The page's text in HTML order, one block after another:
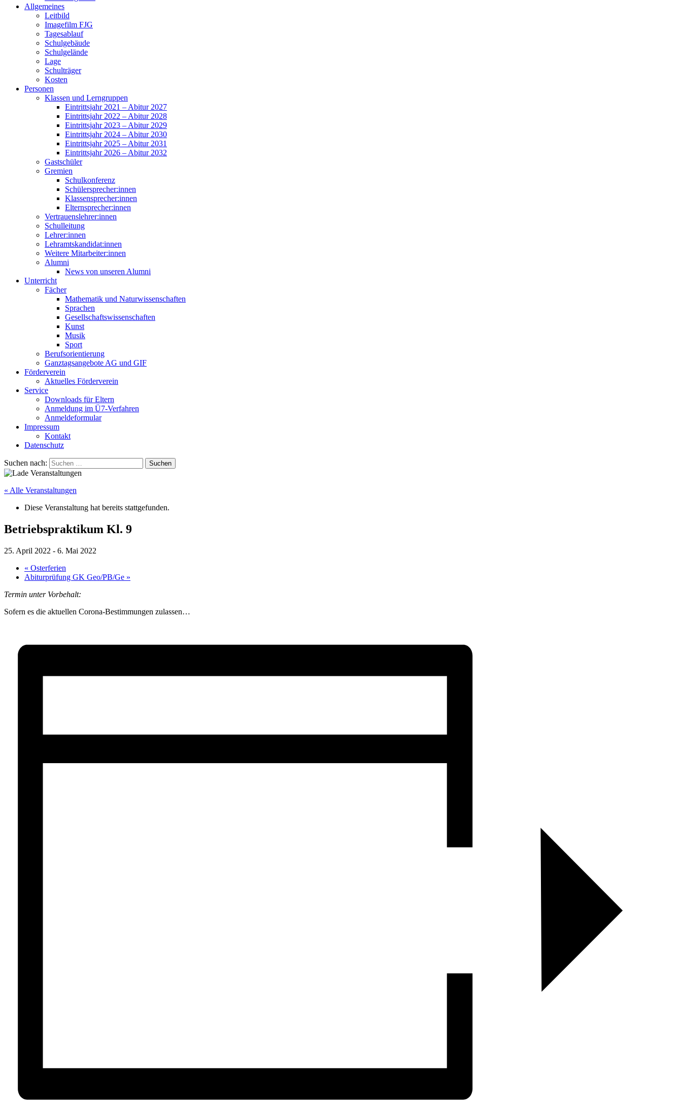
Allgemeines
Leitbild
Imagefilm FJG
Tagesablauf
Schulgebäude
Schulgelände
Lage
Schulträger
Kosten
Personen
Klassen und Lerngruppen
Eintrittsjahr 2021 – Abitur 2027
Eintrittsjahr 2022 – Abitur 2028
Eintrittsjahr 2023 – Abitur 2029
Eintrittsjahr 2024 – Abitur 2030
Eintrittsjahr 2025 – Abitur 2031
Eintrittsjahr 2026 – Abitur 2032
Gastschüler
Gremien
Schulkonferenz
Schülersprecher:innen
Klassensprecher:innen
Elternsprecher:innen
Vertrauenslehrer:innen
Schulleitung
Lehrer:innen
Lehramtskandidat:innen
Weitere Mitarbeiter:innen
Alumni
News von unseren Alumni
Unterricht
Fächer
Mathematik und Naturwissenschaften
Sprachen
Gesellschaftswissenschaften
Kunst
Musik
Sport
Berufsorientierung
Ganztagsangebote AG und GIF
Förderverein
Aktuelles Förderverein
Service
Downloads für Eltern
Anmeldung im Ü7-Verfahren
Anmeldeformular
Impressum
Kontakt
Datenschutz
Suchen nach:
« Alle Veranstaltungen
Diese Veranstaltung hat bereits stattgefunden.
Betriebspraktikum Kl. 9
25. April 2022 - 6. Mai 2022
« Osterferien
Abiturprüfung GK Geo/PB/Ge »
Termin unter Vorbehalt:
Sofern es die aktuellen Corona-Bestimmungen zulassen…